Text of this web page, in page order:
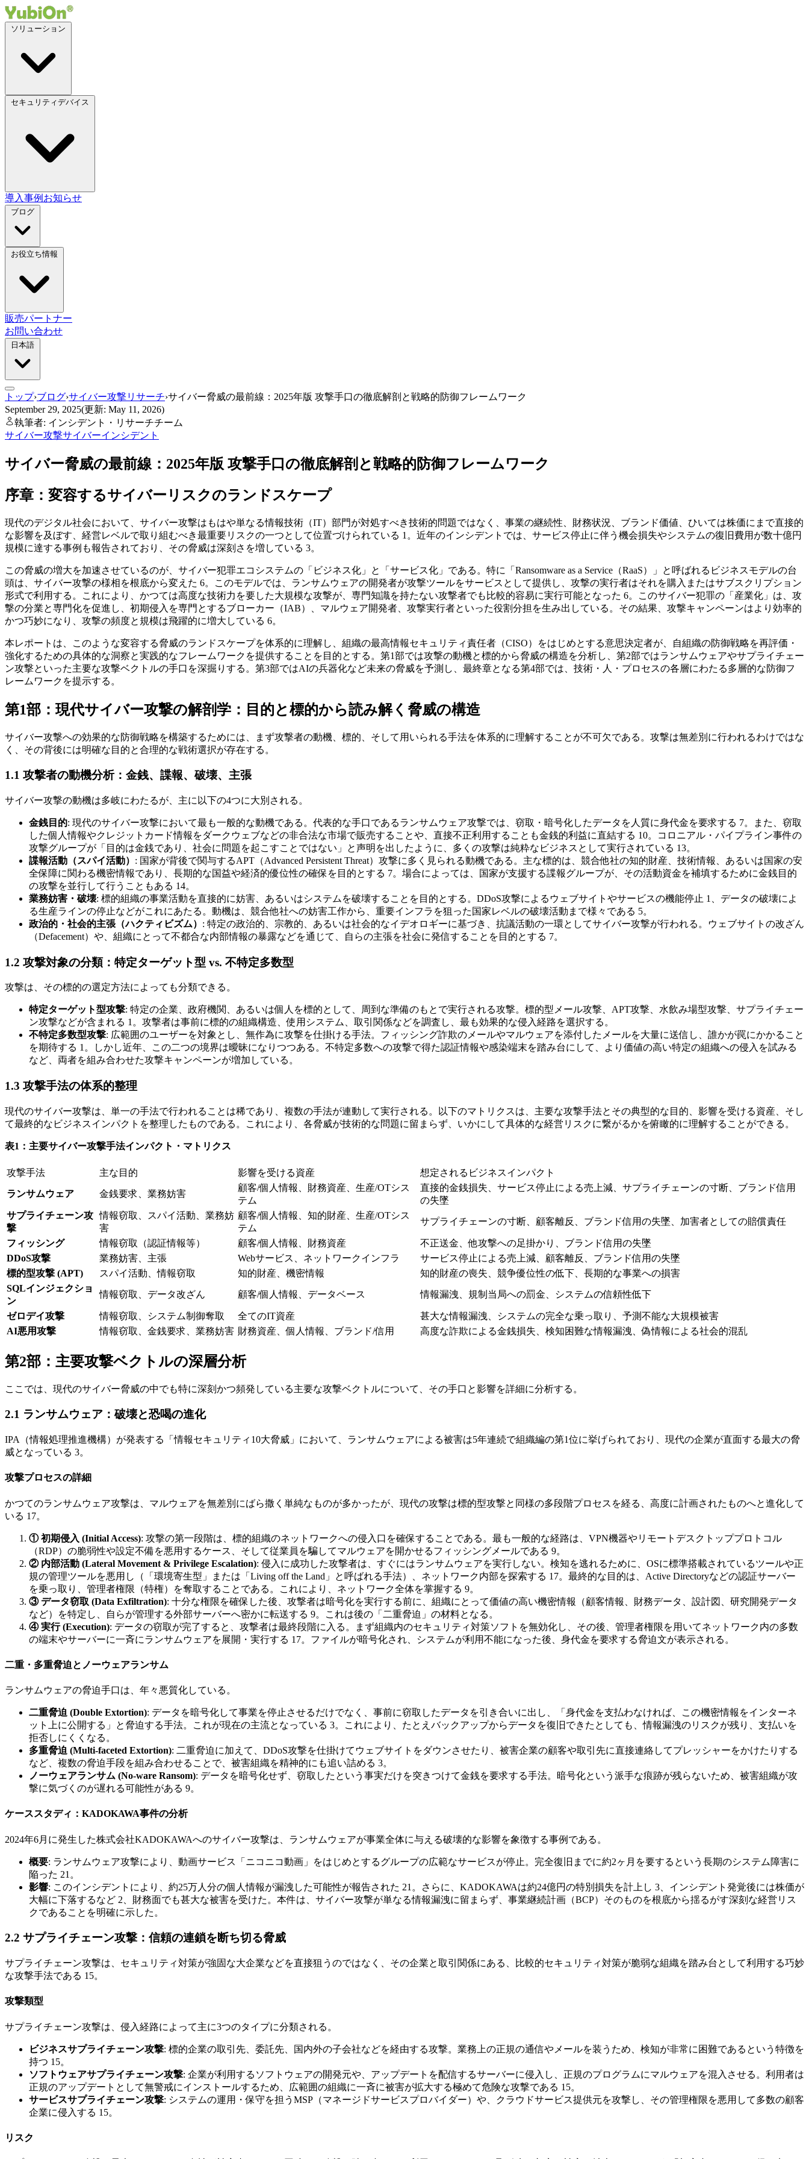
導入事例 お知らせ
販売パートナー
お問い合わせ
トップ›ブログ›サイバー攻撃リサーチ›サイバー脅威の最前線：2025年版 攻撃手口の徹底解剖と戦略的防御フレームワーク
September 29, 2025(更新: May 11, 2026)
執筆者: インシデント・リサーチチーム
サイバー攻撃サイバーインシデント
サイバー脅威の最前線：2025年版 攻撃手口の徹底解剖と戦略的防御フレームワーク
序章：変容するサイバーリスクのランドスケープ
現代のデジタル社会において、サイバー攻撃はもはや単なる情報技術（IT）部門が対処すべき技術的問題ではなく、事業の継続性、財務状況、ブランド価値、ひいては株価にまで直接的
な影響を及ぼす、経営レベルで取り組むべき最重要リスクの一つとして位置づけられている 1。近年のインシデントでは、サービス停止に伴う機会損失やシステムの復旧費用が数十億円
規模に達する事例も報告されており、その脅威は深刻さを増している 3。
この脅威の増大を加速させているのが、サイバー犯罪エコシステムの「ビジネス化」と「サービス化」である。特に「Ransomware as a Service（RaaS）」と呼ばれるビジネスモデルの台
頭は、サイバー攻撃の様相を根底から変えた 6。このモデルでは、ランサムウェアの開発者が攻撃ツールをサービスとして提供し、攻撃の実行者はそれを購入またはサブスクリプション
形式で利用する。これにより、かつては高度な技術力を要した大規模な攻撃が、専門知識を持たない攻撃者でも比較的容易に実行可能となった 6。このサイバー犯罪の「産業化」は、攻
撃の分業と専門化を促進し、初期侵入を専門とするブローカー（IAB）、マルウェア開発者、攻撃実行者といった役割分担を生み出している。その結果、攻撃キャンペーンはより効率的
かつ巧妙になり、攻撃の頻度と規模は飛躍的に増大している 6。
本レポートは、このような変容する脅威のランドスケープを体系的に理解し、組織の最高情報セキュリティ責任者（CISO）をはじめとする意思決定者が、自組織の防御戦略を再評価・
強化するための具体的な洞察と実践的なフレームワークを提供することを目的とする。第1部では攻撃の動機と標的から脅威の構造を分析し、第2部ではランサムウェアやサプライチェー
ン攻撃といった主要な攻撃ベクトルの手口を深掘りする。第3部ではAIの兵器化など未来の脅威を予測し、最終章となる第4部では、技術・人・プロセスの各層にわたる多層的な防御フ
レームワークを提示する。
第1部：現代サイバー攻撃の解剖学：目的と標的から読み解く脅威の構造
サイバー攻撃への効果的な防御戦略を構築するためには、まず攻撃者の動機、標的、そして用いられる手法を体系的に理解することが不可欠である。攻撃は無差別に行われるわけではな
く、その背後には明確な目的と合理的な戦術選択が存在する。
1.1 攻撃者の動機分析：金銭、諜報、破壊、主張
サイバー攻撃の動機は多岐にわたるが、主に以下の4つに大別される。
金銭目的: 現代のサイバー攻撃において最も一般的な動機である。代表的な手口であるランサムウェア攻撃では、窃取・暗号化したデータを人質に身代金を要求する 7。また、窃取
した個人情報やクレジットカード情報をダークウェブなどの非合法な市場で販売することや、直接不正利用することも金銭的利益に直結する 10。コロニアル・パイプライン事件の
攻撃グループが「目的は金銭であり、社会に問題を起こすことではない」と声明を出したように、多くの攻撃は純粋なビジネスとして実行されている 13。
諜報活動（スパイ活動） : 国家が背後で関与するAPT（Advanced Persistent Threat）攻撃に多く見られる動機である。主な標的は、競合他社の知的財産、技術情報、あるいは国家の安
全保障に関わる機密情報であり、長期的な国益や経済的優位性の確保を目的とする 7。場合によっては、国家が支援する諜報グループが、その活動資金を補填するために金銭目的
の攻撃を並行して行うこともある 14。
業務妨害・破壊: 標的組織の事業活動を直接的に妨害、あるいはシステムを破壊することを目的とする。DDoS攻撃によるウェブサイトやサービスの機能停止 1、データの破壊によ
る生産ラインの停止などがこれにあたる。動機は、競合他社への妨害工作から、重要インフラを狙った国家レベルの破壊活動まで様々である 5。
政治的・社会的主張（ハクティビズム） : 特定の政治的、宗教的、あるいは社会的なイデオロギーに基づき、抗議活動の一環としてサイバー攻撃が行われる。ウェブサイトの改ざん
（Defacement）や、組織にとって不都合な内部情報の暴露などを通じて、自らの主張を社会に発信することを目的とする 7。
1.2 攻撃対象の分類：特定ターゲット型 vs. 不特定多数型
攻撃は、その標的の選定方法によっても分類できる。
特定ターゲット型攻撃: 特定の企業、政府機関、あるいは個人を標的として、周到な準備のもとで実行される攻撃。標的型メール攻撃、APT攻撃、水飲み場型攻撃、サプライチェー
ン攻撃などが含まれる 1。攻撃者は事前に標的の組織構造、使用システム、取引関係などを調査し、最も効果的な侵入経路を選択する。
不特定多数型攻撃: 広範囲のユーザーを対象とし、無作為に攻撃を仕掛ける手法。フィッシング詐欺のメールやマルウェアを添付したメールを大量に送信し、誰かが罠にかかること
を期待する 1。しかし近年、この二つの境界は曖昧になりつつある。不特定多数への攻撃で得た認証情報や感染端末を踏み台にして、より価値の高い特定の組織への侵入を試みる
など、両者を組み合わせた攻撃キャンペーンが増加している。
1.3 攻撃手法の体系的整理
現代のサイバー攻撃は、単一の手法で行われることは稀であり、複数の手法が連動して実行される。以下のマトリクスは、主要な攻撃手法とその典型的な目的、影響を受ける資産、そし
て最終的なビジネスインパクトを整理したものである。これにより、各脅威が技術的な問題に留まらず、いかにして具体的な経営リスクに繋がるかを俯瞰的に理解することができる。
表1：主要サイバー攻撃手法インパクト・マトリクス
攻撃手法 主な目的 影響を受ける資産 想定されるビジネスインパクト
ランサムウェア 金銭要求、業務妨害
顧客/個人情報、財務資産、生産/OTシス
テム
直接的金銭損失、サービス停止による売上減、サプライチェーンの寸断、ブランド信用
の失墜
サプライチェーン攻
撃
情報窃取、スパイ活動、業務妨
害
顧客/個人情報、知的財産、生産/OTシス
テム
サプライチェーンの寸断、顧客離反、ブランド信用の失墜、加害者としての賠償責任
フィッシング 情報窃取（認証情報等） 顧客/個人情報、財務資産
不正送金、他攻撃への足掛かり、ブランド信用の失墜
DDoS攻撃
業務妨害、主張 Webサービス、ネットワークインフラ
サービス停止による売上減、顧客離反、ブランド信用の失墜
標的型攻撃 (APT)
スパイ活動、情報窃取 知的財産、機密情報
知的財産の喪失、競争優位性の低下、長期的な事業への損害
SQLインジェクショ
ン
情報窃取、データ改ざん 顧客/個人情報、データベース 情報漏洩、規制当局への罰金、システムの信頼性低下
ゼロデイ攻撃 情報窃取、システム制御奪取 全てのIT資産
甚大な情報漏洩、システムの完全な乗っ取り、予測不能な大規模被害
AI悪用攻撃
情報窃取、金銭要求、業務妨害 財務資産、個人情報、ブランド/信用 高度な詐欺による金銭損失、検知困難な情報漏洩、偽情報による社会的混乱
第2部：主要攻撃ベクトルの深層分析
ここでは、現代のサイバー脅威の中でも特に深刻かつ頻発している主要な攻撃ベクトルについて、その手口と影響を詳細に分析する。
2.1 ランサムウェア：破壊と恐喝の進化
IPA（情報処理推進機構）が発表する「情報セキュリティ10大脅威」において、ランサムウェアによる被害は5年連続で組織編の第1位に挙げられており、現代の企業が直面する最大の脅
威となっている 3。
攻撃プロセスの詳細
かつてのランサムウェア攻撃は、マルウェアを無差別にばら撒く単純なものが多かったが、現代の攻撃は標的型攻撃と同様の多段階プロセスを経る、高度に計画されたものへと進化して
いる 17。
① 初期侵入 (Initial Access): 攻撃の第一段階は、標的組織のネットワークへの侵入口を確保することである。最も一般的な経路は、VPN機器やリモートデスクトッププロトコル
（RDP）の脆弱性や設定不備を悪用するケース、そして従業員を騙してマルウェアを開かせるフィッシングメールである 9。
② 内部活動 (Lateral Movement & Privilege Escalation): 侵入に成功した攻撃者は、すぐにはランサムウェアを実行しない。検知を逃れるために、OSに標準搭載されているツールや正
規の管理ツールを悪用し（「環境寄生型」または「Living off the Land」と呼ばれる手法）、ネットワーク内部を探索する 17。最終的な目的は、Active Directoryなどの認証サーバー
を乗っ取り、管理者権限（特権）を奪取することである。これにより、ネットワーク全体を掌握する 9。
③ データ窃取 (Data Exfiltration): 十分な権限を確保した後、攻撃者は暗号化を実行する前に、組織にとって価値の高い機密情報（顧客情報、財務データ、設計図、研究開発データ
など）を特定し、自らが管理する外部サーバーへ密かに転送する 9。これは後の「二重脅迫」の材料となる。
④ 実行 (Execution): データの窃取が完了すると、攻撃者は最終段階に入る。まず組織内のセキュリティ対策ソフトを無効化し、その後、管理者権限を用いてネットワーク内の多数
の端末やサーバーに一斉にランサムウェアを展開・実行する 17。ファイルが暗号化され、システムが利用不能になった後、身代金を要求する脅迫文が表示される。
二重・多重脅迫とノーウェアランサム
ランサムウェアの脅迫手口は、年々悪質化している。
二重脅迫 (Double Extortion): データを暗号化して事業を停止させるだけでなく、事前に窃取したデータを引き合いに出し、「身代金を支払わなければ、この機密情報をインターネ
ット上に公開する」と脅迫する手法。これが現在の主流となっている 3。これにより、たとえバックアップからデータを復旧できたとしても、情報漏洩のリスクが残り、支払いを
拒否しにくくなる。
多重脅迫 (Multi-faceted Extortion): 二重脅迫に加えて、DDoS攻撃を仕掛けてウェブサイトをダウンさせたり、被害企業の顧客や取引先に直接連絡してプレッシャーをかけたりする
など、複数の脅迫手段を組み合わせることで、被害組織を精神的にも追い詰める 3。
ノーウェアランサム (No-ware Ransom): データを暗号化せず、窃取したという事実だけを突きつけて金銭を要求する手法。暗号化という派手な痕跡が残らないため、被害組織が攻
撃に気づくのが遅れる可能性がある 9。
ケーススタディ：KADOKAWA事件の分析
2024年6月に発生した株式会社KADOKAWAへのサイバー攻撃は、ランサムウェアが事業全体に与える破壊的な影響を象徴する事例である。
概要: ランサムウェア攻撃により、動画サービス「ニコニコ動画」をはじめとするグループの広範なサービスが停止。完全復旧までに約2ヶ月を要するという長期のシステム障害に
陥った 21。
影響: このインシデントにより、約25万人分の個人情報が漏洩した可能性が報告された 21。さらに、KADOKAWAは約24億円の特別損失を計上し 3、インシデント発覚後には株価が
大幅に下落するなど 2、財務面でも甚大な被害を受けた。本件は、サイバー攻撃が単なる情報漏洩に留まらず、事業継続計画（BCP）そのものを根底から揺るがす深刻な経営リス
クであることを明確に示した。
2.2 サプライチェーン攻撃：信頼の連鎖を断ち切る脅威
サプライチェーン攻撃は、セキュリティ対策が強固な大企業などを直接狙うのではなく、その企業と取引関係にある、比較的セキュリティ対策が脆弱な組織を踏み台として利用する巧妙
な攻撃手法である 15。
攻撃類型
サプライチェーン攻撃は、侵入経路によって主に3つのタイプに分類される。
ビジネスサプライチェーン攻撃: 標的企業の取引先、委託先、国内外の子会社などを経由する攻撃。業務上の正規の通信やメールを装うため、検知が非常に困難であるという特徴を
持つ 15。
ソフトウェアサプライチェーン攻撃: 企業が利用するソフトウェアの開発元や、アップデートを配信するサーバーに侵入し、正規のプログラムにマルウェアを混入させる。利用者は
正規のアップデートとして無警戒にインストールするため、広範囲の組織に一斉に被害が拡大する極めて危険な攻撃である 15。
サービスサプライチェーン攻撃: システムの運用・保守を担うMSP（マネージドサービスプロバイダー）や、クラウドサービス提供元を攻撃し、その管理権限を悪用して多数の顧客
企業に侵入する 15。
リスク